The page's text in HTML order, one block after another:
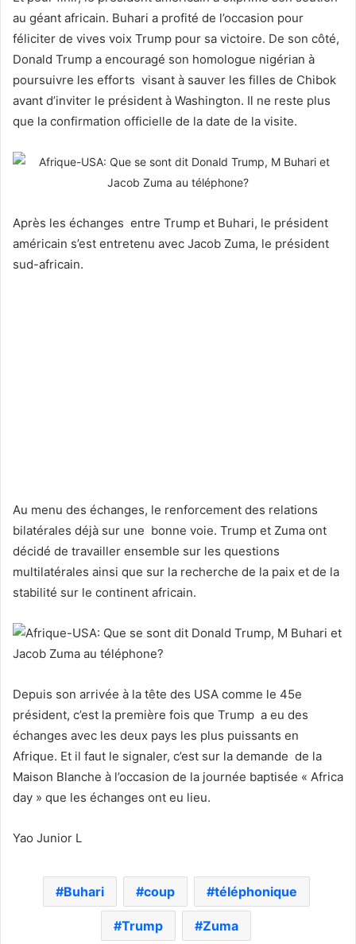
au géant africain. Buhari a profité de l’occasion pour
féliciter de vives voix Trump pour sa victoire. De son côté,
Donald Trump a encouragé son homologue nigérian à
poursuivre les efforts visant à sauver les filles de Chibok
avant d’inviter le président à Washington. Il ne reste plus
que la confirmation officielle de la date de la visite.
Après les échanges entre Trump et Buhari, le président
américain s’est entretenu avec Jacob Zuma, le président
sud-africain.
Au menu des échanges, le renforcement des relations
bilatérales déjà sur une bonne voie. Trump et Zuma ont
décidé de travailler ensemble sur les questions
multilatérales ainsi que sur la recherche de la paix et de la
stabilité sur le continent africain.
Depuis son arrivée à la tête des USA comme le 45e
président, c’est la première fois que Trump a eu des
échanges avec les deux pays les plus puissants en
Afrique. Et il faut le signaler, c’est sur la demande de la
Maison Blanche à l’occasion de la journée baptisée « Africa
day » que les échanges ont eu lieu.
Yao Junior L
Buhari coup téléphonique
Trump Zuma